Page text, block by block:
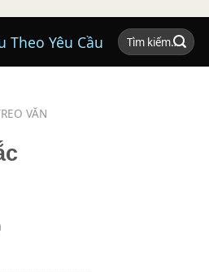
Theo Yêu Cầu
Tìm
kiếm:
VĂN